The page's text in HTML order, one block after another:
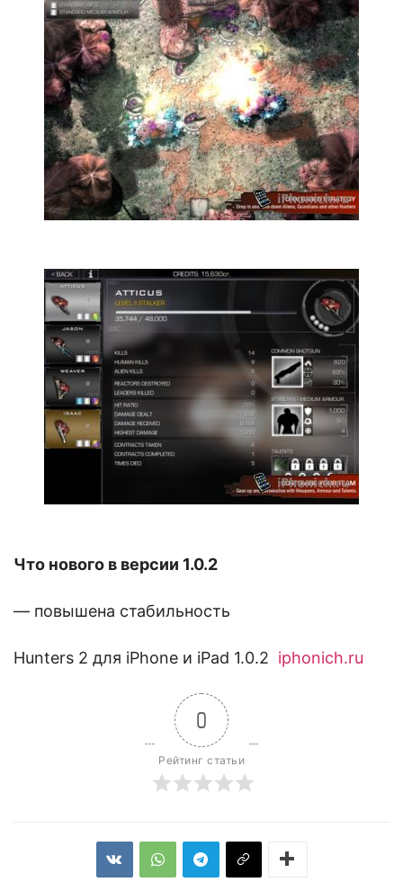
Что нового в версии 1.0.2
— повышена стабильность
Hunters 2 для iPhone и iPad 1.0.2 iphonich.ru
0
Рейтинг статьи